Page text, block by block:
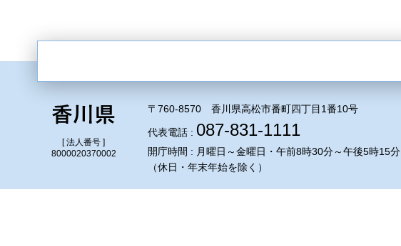
[ 法人番号 ]
8000020370002
〒760-8570 香川県高松市番町四丁目1番10号
代表電話 : 087-831-1111
開庁時間 : 月曜日～金曜日・午前8時30分～午後5時15分
（休日・年末年始を除く）